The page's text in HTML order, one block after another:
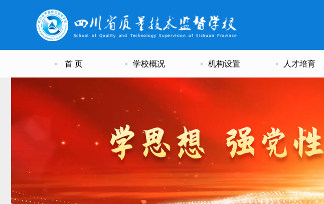
首 页 学校概况 机构设置 人才培育